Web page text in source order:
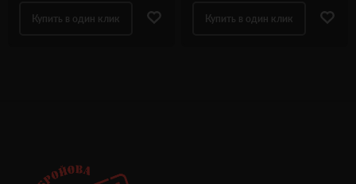
Купить в один клик Купить в один клик